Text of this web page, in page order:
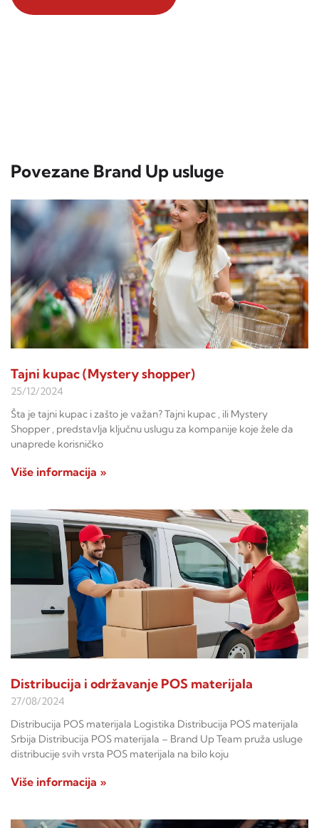
Povezane Brand Up usluge
Tajni kupac (Mystery shopper)
25/12/2024
Šta je tajni kupac i zašto je važan? Tajni kupac , ili Mystery
Shopper , predstavlja ključnu uslugu za kompanije koje žele da
unaprede korisničko
Više informacija »
Distribucija i održavanje POS materijala
27/08/2024
Distribucija POS materijala Logistika Distribucija POS materijala
Srbija Distribucija POS materijala – Brand Up Team pruža usluge
distribucije svih vrsta POS materijala na bilo koju
Više informacija »